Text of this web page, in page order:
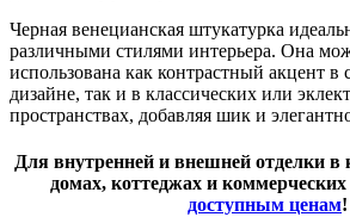
Черная венецианская штукатурка
различными стилями интерьера. Она
использована как контрастный акцент в
дизайне, так и в классических или
пространствах, добавляя шик и
Для внутренней и внешней отделки в
домах, коттеджах и
доступным ценам!